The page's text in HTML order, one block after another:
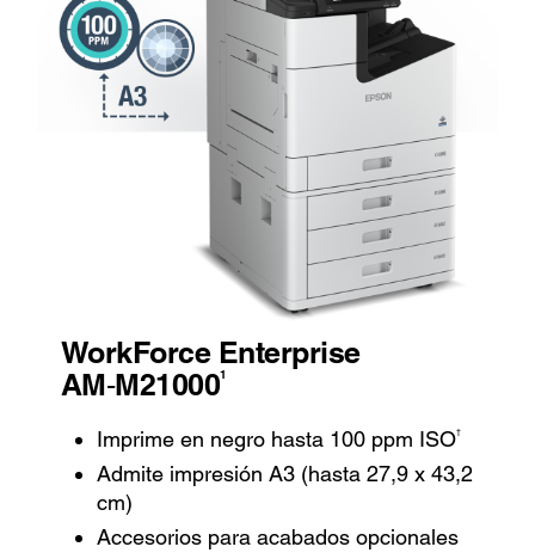
WorkForce Enterprise
AM‑M210001
Imprime en negro hasta 100 ppm ISO†
Admite impresión A3 (hasta 27,9 x 43,2
cm)
Accesorios para acabados opcionales